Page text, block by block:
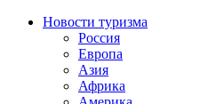
Новости туризма
Россия
Европа
Азия
Африка